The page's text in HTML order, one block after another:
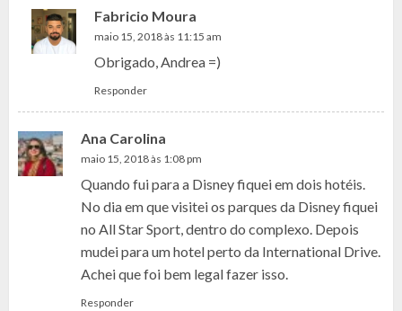
Fabricio Moura
maio 15, 2018 às 11:15 am
Obrigado, Andrea =)
Responder
Ana Carolina
maio 15, 2018 às 1:08 pm
Quando fui para a Disney fiquei em dois hotéis.
No dia em que visitei os parques da Disney fiquei
no All Star Sport, dentro do complexo. Depois
mudei para um hotel perto da International Drive.
Achei que foi bem legal fazer isso.
Responder